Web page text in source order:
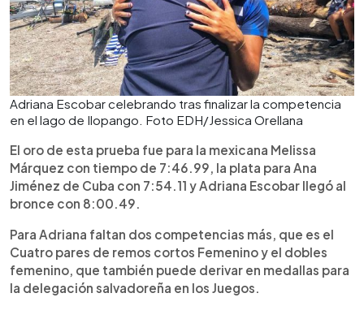
Adriana Escobar celebrando tras finalizar la competencia
en el lago de Ilopango. Foto EDH/Jessica Orellana
El oro de esta prueba fue para la mexicana Melissa
Márquez con tiempo de 7:46.99, la plata para Ana
Jiménez de Cuba con 7:54.11 y Adriana Escobar llegó al
bronce con 8:00.49.
Para Adriana faltan dos competencias más, que es el
Cuatro pares de remos cortos Femenino y el dobles
femenino, que también puede derivar en medallas para
la delegación salvadoreña en los Juegos.